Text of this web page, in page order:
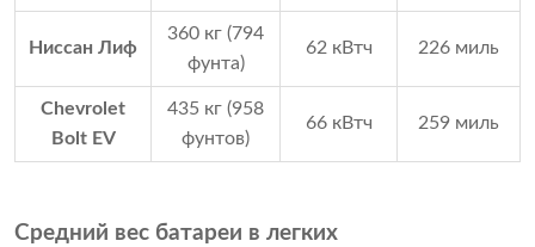
Ниссан Лиф
360 кг (794
фунта)
62 кВтч 226 миль
Chevrolet
Bolt EV
435 кг (958
фунтов)
66 кВтч 259 миль
Средний вес батареи в легких